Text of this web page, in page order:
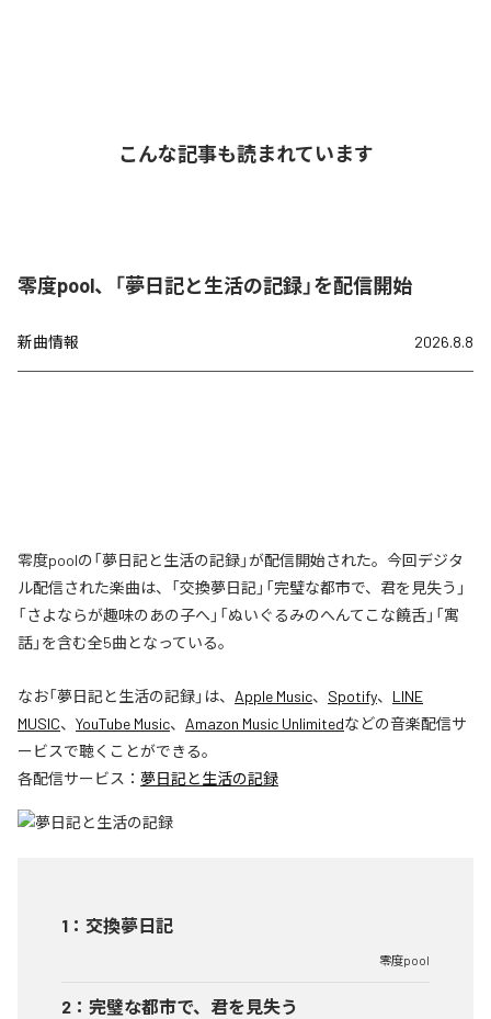
こんな記事も読まれています
零度pool、「夢日記と生活の記録」を配信開始
新曲情報 2026.8.8
零度poolの「夢日記と生活の記録」が配信開始された。今回デジタ
ル配信された楽曲は、「交換夢日記」「完璧な都市で、君を見失う」
「さよならが趣味のあの子へ」「ぬいぐるみのへんてこな饒舌」「寓
話」を含む全5曲となっている。
なお「夢日記と生活の記録」は、 Apple Music、 Spotify、 LINE
MUSIC、 YouTube Music、 Amazon Music Unlimitedなどの音楽配信サ
ービスで聴くことができる。
各配信サービス： 夢日記と生活の記録
1 ： 交換夢日記
零度pool
2 ： 完璧な都市で、君を見失う